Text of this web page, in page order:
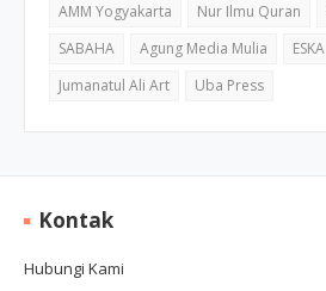
AMM Yogyakarta
Nur Ilmu Quran
SABAHA
Agung Media Mulia ESKA
Jumanatul Ali Art
Uba Press
Kontak
Hubungi Kami